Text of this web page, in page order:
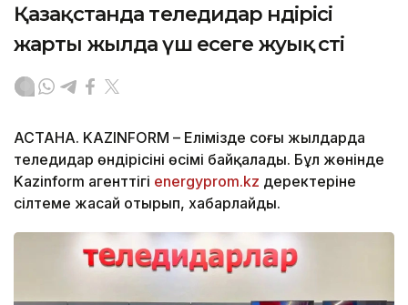
Қазақстанда теледидар өндірісі
жарты жылда үш есеге жуық өсті
АСТАНА. KAZINFORM – Елімізде соңғы жылдарда
теледидар өндірісінің өсімі байқалады. Бұл жөнінде
Kazinform агенттігі energyprom.kz деректеріне
сілтеме жасай отырып, хабарлайды.